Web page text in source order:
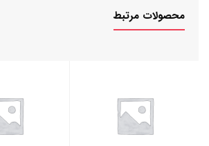
محصولات مرتبط